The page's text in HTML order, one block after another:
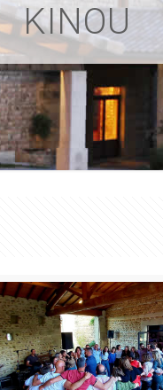
KINOU